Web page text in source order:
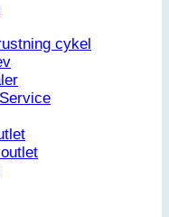
cykel